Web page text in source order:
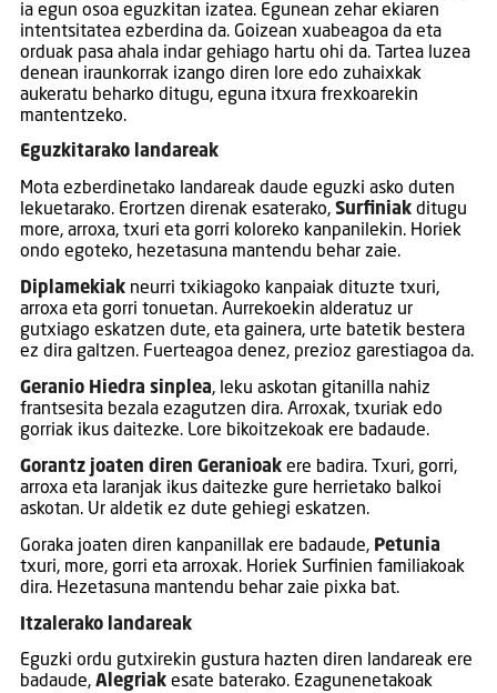
ia egun osoa eguzkitan izatea. Egunean zehar ekiaren
intentsitatea ezberdina da. Goizean xuabeagoa da eta
orduak pasa ahala indar gehiago hartu ohi da. Tartea luzea
denean iraunkorrak izango diren lore edo zuhaixkak
aukeratu beharko ditugu, eguna itxura frexkoarekin
mantentzeko.
Eguzkitarako landareak
Mota ezberdinetako landareak daude eguzki asko duten
lekuetarako. Erortzen direnak esaterako, Surfiniakditugu
more, arroxa, txuri eta gorri koloreko kanpanilekin. Horiek
ondo egoteko, hezetasuna mantendu behar zaie.
Diplamekiakneurri txikiagoko kanpaiak dituzte txuri,
arroxa eta gorri tonuetan. Aurrekoekin alderatuz ur
gutxiago eskatzen dute, eta gainera, urte batetik bestera
ez dira galtzen. Fuerteagoa denez, prezioz garestiagoa da.
Geranio Hiedra sinplea, leku askotan gitanilla nahiz
frantsesita bezala ezagutzen dira. Arroxak, txuriak edo
gorriak ikus daitezke. Lore bikoitzekoak ere badaude.
Gorantz joaten diren Geranioakere badira. Txuri, gorri,
arroxa eta laranjak ikus daitezke gure herrietako balkoi
askotan. Ur aldetik ez dute gehiegi eskatzen.
Goraka joaten diren kanpanillak ere badaude, Petunia
txuri, more, gorri eta arroxak. Horiek Surfinien familiakoak
dira. Hezetasuna mantendu behar zaie pixka bat.
Itzalerako landareak
Eguzki ordu gutxirekin gustura hazten diren landareak ere
badaude, Alegriakesate baterako. Ezagunenetakoak